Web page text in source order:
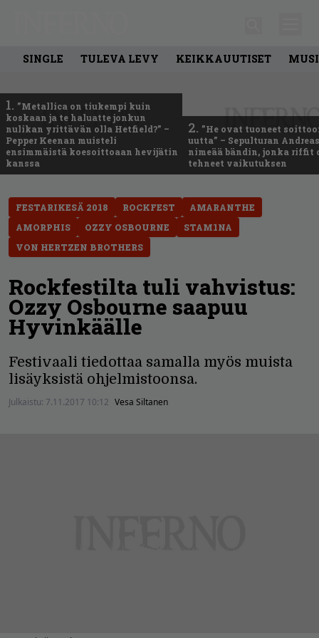
SINGLE TULEVA LEVY KEIKKAUUTISET
1. ”Metallica on tiukempi kuin
koskaan ja te haluatte jonkun
nulikan yrittävän olla Hetfield?” –
Pepper Keenan muisteli
ensimmäistä koesoittoaan hevijätin
kanssa
2. ”He ovat tuoneet
uutta” – Sepulturan
nimeää bändin, jonka riffit
tehneet vaikutuksen
FESTARIKESÄ 2018 ROCKFEST
AMARANTHE
AMORPHIS
OZZY OSBOURNE
STAM1NA
VON HERTZEN BROTHERS
Rockfestilta tuli vahvistus:
Ozzy Osbourne saapuu
Hyvinkäälle
Festivaali tiedottaa samalla myös muista
lisäyksistä ohjelmistoonsa.
Julkaistu: 7.11.2017 10:12 Vesa Siltanen